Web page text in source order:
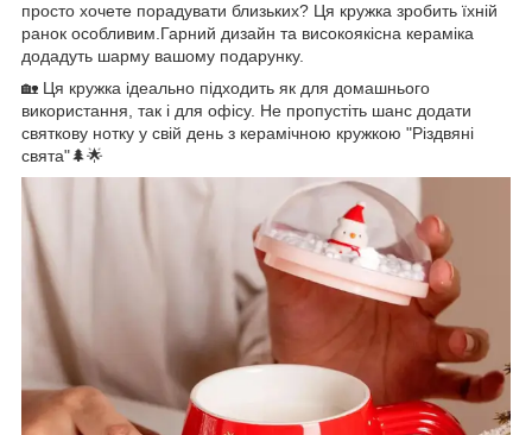
просто хочете порадувати близьких? Ця кружка зробить їхній
ранок особливим.Гарний дизайн та високоякісна кераміка
додадуть шарму вашому подарунку.
🏡 Ця кружка ідеально підходить як для домашнього
використання, так і для офісу. Не пропустіть шанс додати
святкову нотку у свій день з керамічною кружкою "Різдвяні
свята"🌲🌟